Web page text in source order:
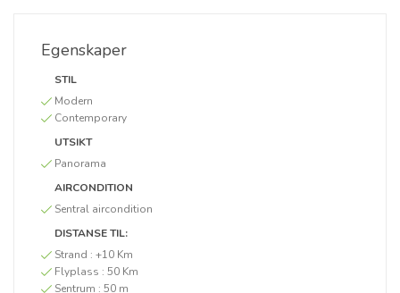
Egenskaper
STIL
Modern
Contemporary
UTSIKT
Panorama
AIRCONDITION
Sentral aircondition
DISTANSE TIL:
Strand : +10 Km
Flyplass : 50 Km
Sentrum : 50 m